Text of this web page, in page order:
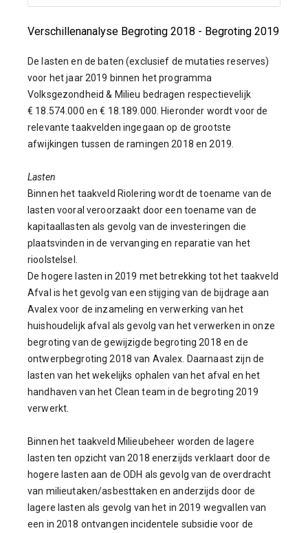
Verschillenanalyse Begroting 2018 - Begroting 2019
De lasten en de baten (exclusief de mutaties reserves)
voor het jaar 2019 binnen het programma
Volksgezondheid & Milieu bedragen respectievelijk
€ 18.574.000 en € 18.189.000. Hieronder wordt voor de
relevante taakvelden ingegaan op de grootste
afwijkingen tussen de ramingen 2018 en 2019.
Lasten
Binnen het taakveld Riolering wordt de toename van de
lasten vooral veroorzaakt door een toename van de
kapitaallasten als gevolg van de investeringen die
plaatsvinden in de vervanging en reparatie van het
rioolstelsel.
De hogere lasten in 2019 met betrekking tot het taakveld
Afval is het gevolg van een stijging van de bijdrage aan
Avalex voor de inzameling en verwerking van het
huishoudelijk afval als gevolg van het verwerken in onze
begroting van de gewijzigde begroting 2018 en de
ontwerpbegroting 2018 van Avalex. Daarnaast zijn de
lasten van het wekelijks ophalen van het afval en het
handhaven van het Clean team in de begroting 2019
verwerkt.
Binnen het taakveld Milieubeheer worden de lagere
lasten ten opzicht van 2018 enerzijds verklaart door de
hogere lasten aan de ODH als gevolg van de overdracht
van milieutaken/asbesttaken en anderzijds door de
lagere lasten als gevolg van het in 2019 wegvallen van
een in 2018 ontvangen incidentele subsidie voor de